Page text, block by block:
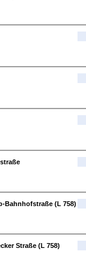
Bahnhofstraße (L 758)
Straße (L 758)